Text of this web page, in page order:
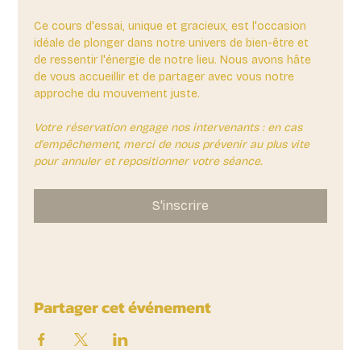
Ce cours d'essai, unique et gracieux, est l'occasion
idéale de plonger dans notre univers de bien-être et
de ressentir l'énergie de notre lieu. Nous avons hâte
de vous accueillir et de partager avec vous notre
approche du mouvement juste.
Votre réservation engage nos intervenants : en cas
d'empêchement, merci de nous prévenir au plus vite
pour annuler et repositionner votre séance.
S'inscrire
Partager cet événement